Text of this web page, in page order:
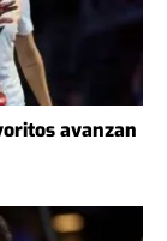
avanzan